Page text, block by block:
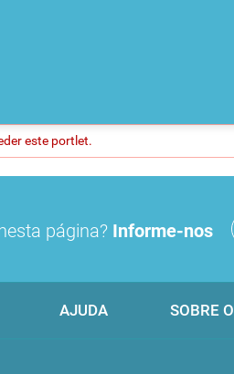
este portlet.
página? Informe-nos
AJUDA SOBRE O